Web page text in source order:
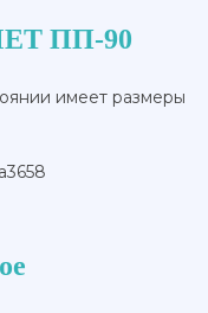
ПП-90
имеет размеры